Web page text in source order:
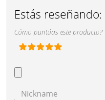
Estás reseñando:
Cómo puntúas este producto?
Nickname